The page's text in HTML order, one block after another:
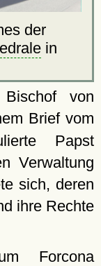
der
in
von
Brief vom
Papst
Verwaltung
sich, deren
ihre Rechte
Forcona